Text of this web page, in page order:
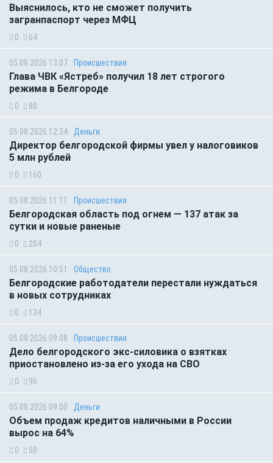
Выяснилось, кто не сможет получить
загранпаспорт через МФЦ
0 64
05.08.2026 13:07 Происшествия
Глава ЧВК «Ястреб» получил 18 лет строгого
режима в Белгороде
0 80
05.08.2026 12:34 Деньги
Директор белгородской фирмы увел у налоговиков
5 млн рублей
0 160
05.08.2026 11:11 Происшествия
Белгородская область под огнем — 137 атак за
сутки и новые раненые
0 204
05.08.2026 10:51 Общество
Белгородские работодатели перестали нуждаться
в новых сотрудниках
0 134
05.08.2026 09:08 Происшествия
Дело белгородского экс-силовика о взятках
приостановлено из-за его ухода на СВО
0 96
05.08.2026 09:00 Деньги
Объем продаж кредитов наличными в России
вырос на 64%
0 50